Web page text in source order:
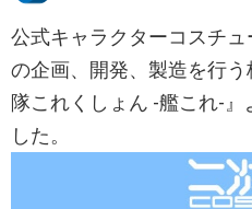
公式キャラクターコスチ
の企画、開発、製造を行
隊これくしょん -艦これ-
した。